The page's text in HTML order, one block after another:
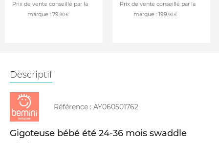
Prix de vente conseillé par la
marque : 79,90 €
Prix de vente conseillé par la
marque : 199,90 €
Descriptif
Référence : AY060501762
Gigoteuse bébé été 24-36 mois swaddle